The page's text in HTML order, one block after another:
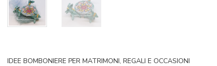
IDEE BOMBONIERE PER MATRIMONI, REGALI E OCCASIONI